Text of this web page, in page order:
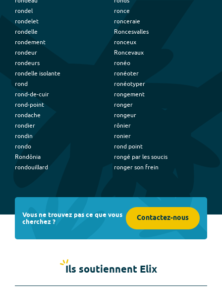
rondel
rondelet
rondelle
rondement
rondeur
rondeurs
rondelle isolante
rond
rond-de-cuir
rond-point
rondache
rondier
rondin
rondo
Rondônia
rondouillard
ronce
ronceraie
Roncesvalles
ronceux
Roncevaux
ronéo
ronéoter
ronéotyper
rongement
ronger
rongeur
rônier
ronier
rond point
rongé par les soucis
ronger son frein
Vous ne trouvez pas ce que vous
cherchez ? Contactez-nous
Ils soutiennent Elix